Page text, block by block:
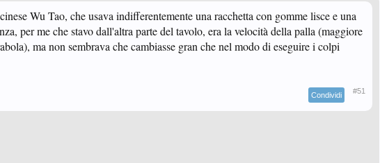
Wu Tao, che usava indifferentemente una racchetta con gomme lisce e una
per me che stavo dall'altra parte del tavolo, era la velocità della palla (maggiore
ma non sembrava che cambiasse gran che nel modo di eseguire i colpi
Condividi #51